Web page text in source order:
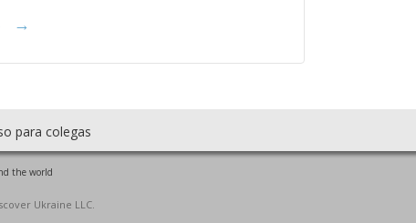
→
para colegas
the world
Ukraine LLC.